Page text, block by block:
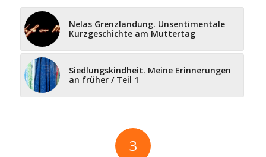
Nelas Grenzlandung. Unsentimentale
Kurzgeschichte am Muttertag
Siedlungskindheit. Meine Erinnerungen
an früher / Teil 1
3